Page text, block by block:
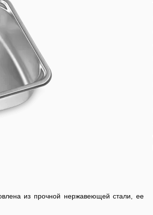
из прочной нержавеющей стали, ее